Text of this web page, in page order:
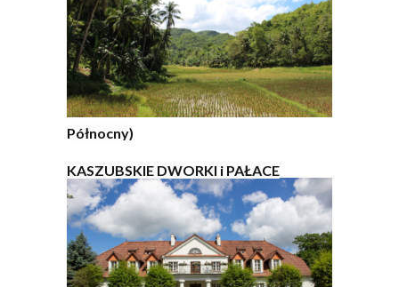
Północny)
KASZUBSKIE DWORKI i PAŁACE